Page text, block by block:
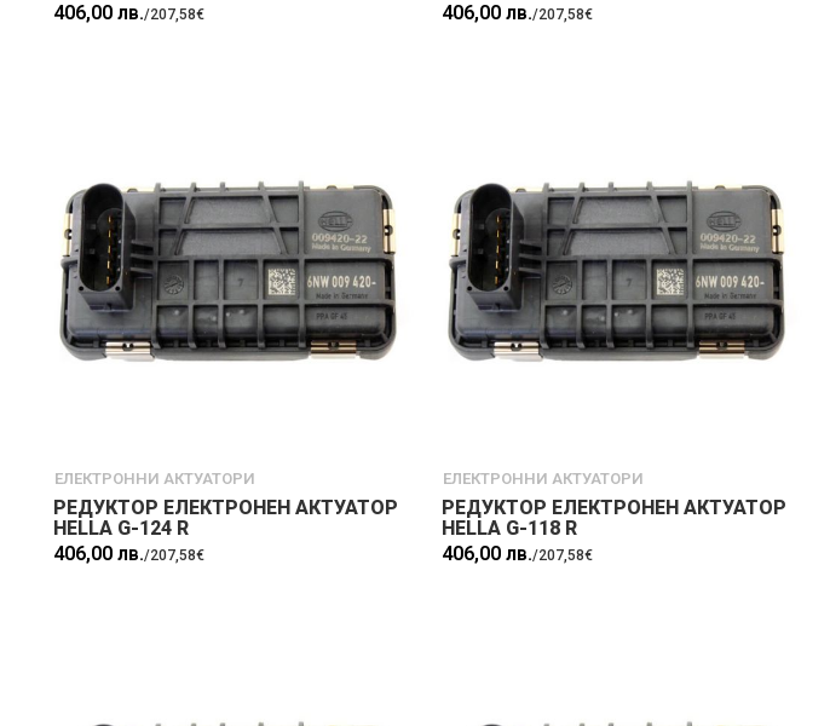
406,00 лв./207,58€
406,00 лв./207,58€
ЕЛЕКТРОННИ АКТУАТОРИ
РЕДУКТОР ЕЛЕКТРОНЕН АКТУАТОР
HELLA G-124 R
406,00 лв./207,58€
ЕЛЕКТРОННИ АКТУАТОРИ
РЕДУКТОР ЕЛЕКТРОНЕН АКТУАТОР
HELLA G-118 R
406,00 лв./207,58€